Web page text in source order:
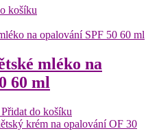
košíku
mléko na
60 ml
Přidat do košíku